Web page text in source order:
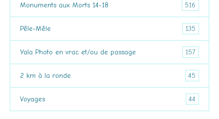
Monuments aux Morts 14-18 516
Pêle-Mêle 135
Yala Photo en vrac et/ou de passage 157
2 km à la ronde 45
Voyages 44